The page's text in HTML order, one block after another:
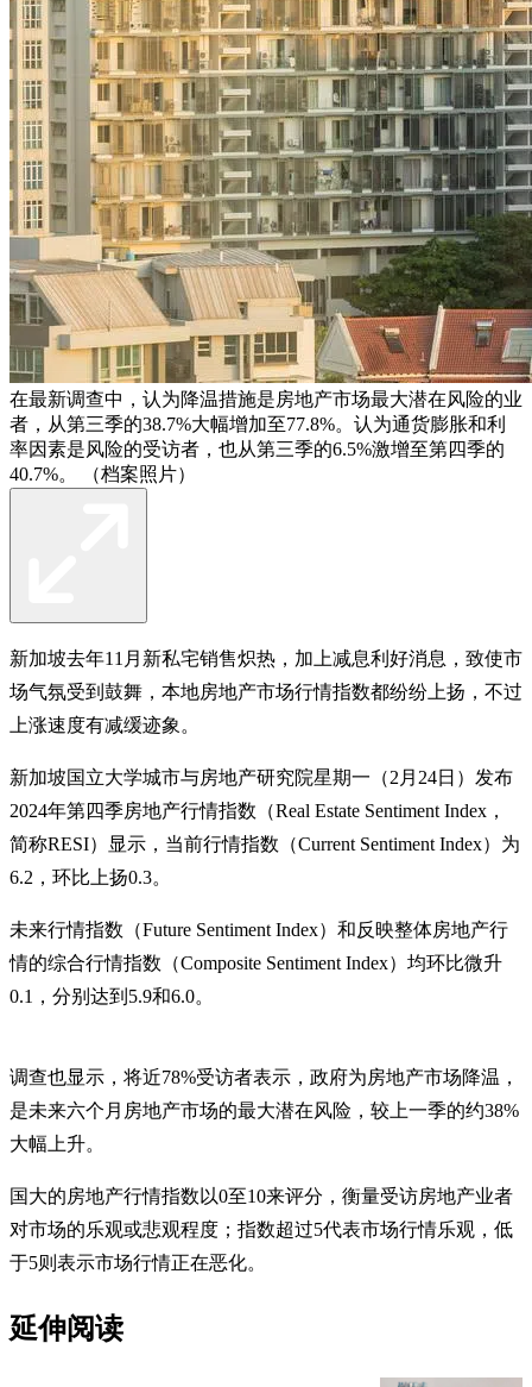
在最新调查中，认为降温措施是房地产市场最大潜在风险的业
者，从第三季的38.7%大幅增加至77.8%。认为通货膨胀和利
率因素是风险的受访者，也从第三季的6.5%激增至第四季的
40.7%。 （档案照片）
新加坡去年11月新私宅销售炽热，加上减息利好消息，致使市
场气氛受到鼓舞，本地房地产市场行情指数都纷纷上扬，不过
上涨速度有减缓迹象。
新加坡国立大学城市与房地产研究院星期一（2月24日）发布
2024年第四季房地产行情指数（Real Estate Sentiment Index，
简称RESI）显示，当前行情指数（Current Sentiment Index）为
6.2，环比上扬0.3。
未来行情指数（Future Sentiment Index）和反映整体房地产行
情的综合行情指数（Composite Sentiment Index）均环比微升
0.1，分别达到5.9和6.0。
调查也显示，将近78%受访者表示，政府为房地产市场降温，
是未来六个月房地产市场的最大潜在风险，较上一季的约38%
大幅上升。
国大的房地产行情指数以0至10来评分，衡量受访房地产业者
对市场的乐观或悲观程度；指数超过5代表市场行情乐观，低
于5则表示市场行情正在恶化。
延伸阅读